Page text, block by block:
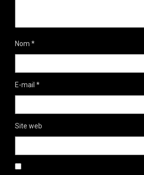
Nom *
E-mail *
Site web